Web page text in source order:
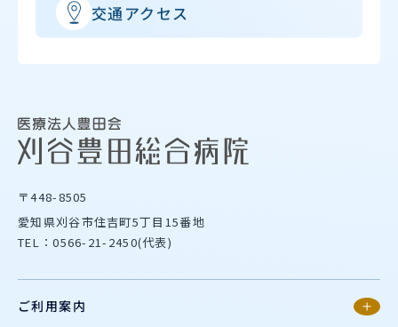
交通アクセス
〒448-8505
愛知県刈谷市住吉町5丁目15番地
TEL：0566-21-2450(代表)
ご利用案内